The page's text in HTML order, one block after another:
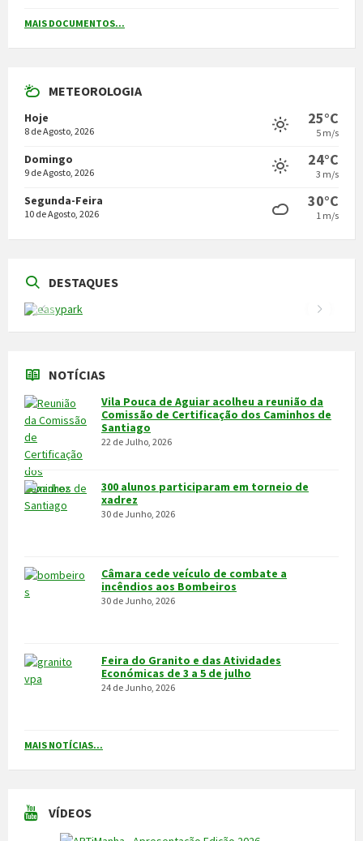
MAIS DOCUMENTOS...
METEOROLOGIA
Hoje
8 de Agosto, 2026
25°C
5 m/s
Domingo
9 de Agosto, 2026
24°C
3 m/s
Segunda-Feira
10 de Agosto, 2026
30°C
1 m/s
DESTAQUES
NOTÍCIAS
Vila Pouca de Aguiar acolheu a reunião da
Comissão de Certificação dos Caminhos de
Santiago
22 de Julho, 2026
300 alunos participaram em torneio de
xadrez
30 de Junho, 2026
Câmara cede veículo de combate a
incêndios aos Bombeiros
30 de Junho, 2026
Feira do Granito e das Atividades
Económicas de 3 a 5 de julho
24 de Junho, 2026
MAIS NOTÍCIAS...
VÍDEOS